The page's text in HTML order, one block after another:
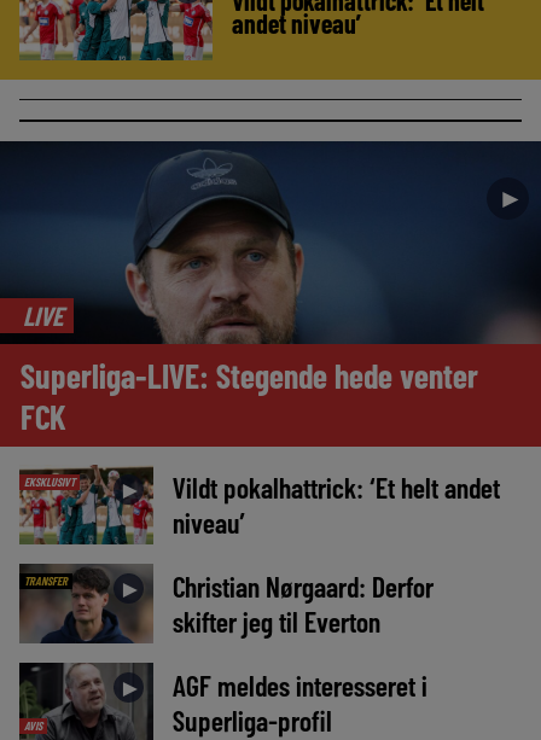
andet niveau’
►
LIVE
Superliga-LIVE: Stegende hede venter
FCK
EKSKLUSIVT ►
Vildt pokalhattrick: ‘Et helt andet
niveau’
TRANSFER ►
Christian Nørgaard: Derfor
skifter jeg til Everton
AVIS
►
AGF meldes interesseret i
Superliga-profil